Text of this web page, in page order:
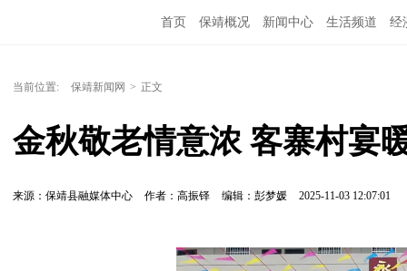
首页 保靖概况 新闻中心 生活频道 经
当前位置: 保靖新闻网 > 正文
金秋敬老情意浓 客寨村宴
来源：保靖县融媒体中心 作者：高振铎 编辑：彭梦媛 2025-11-03 12:07:01